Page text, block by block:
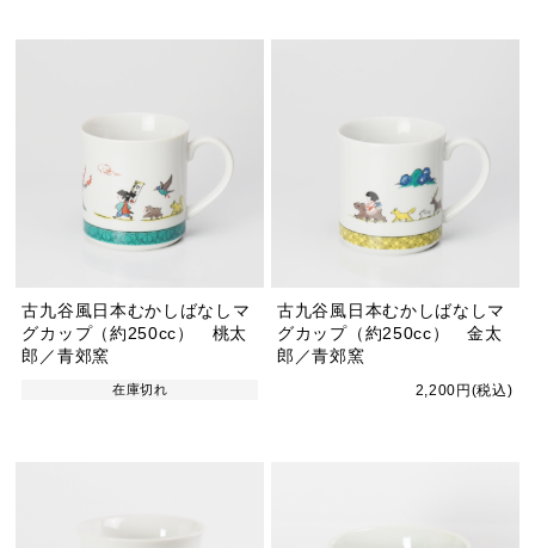
古九谷風日本むかしばなしマ
グカップ（約250cc） 桃太
郎／青郊窯
在庫切れ
古九谷風日本むかしばなしマ
グカップ（約250cc） 金太
郎／青郊窯
2,200円(税込)